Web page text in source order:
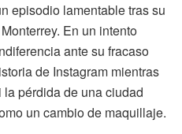
episodio lamentable tras su
En un intento
ante su fracaso
de Instagram mientras
pérdida de una ciudad
un cambio de maquillaje.